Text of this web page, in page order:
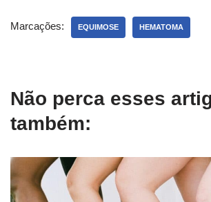
Marcações: EQUIMOSE HEMATOMA
Não perca esses
também: